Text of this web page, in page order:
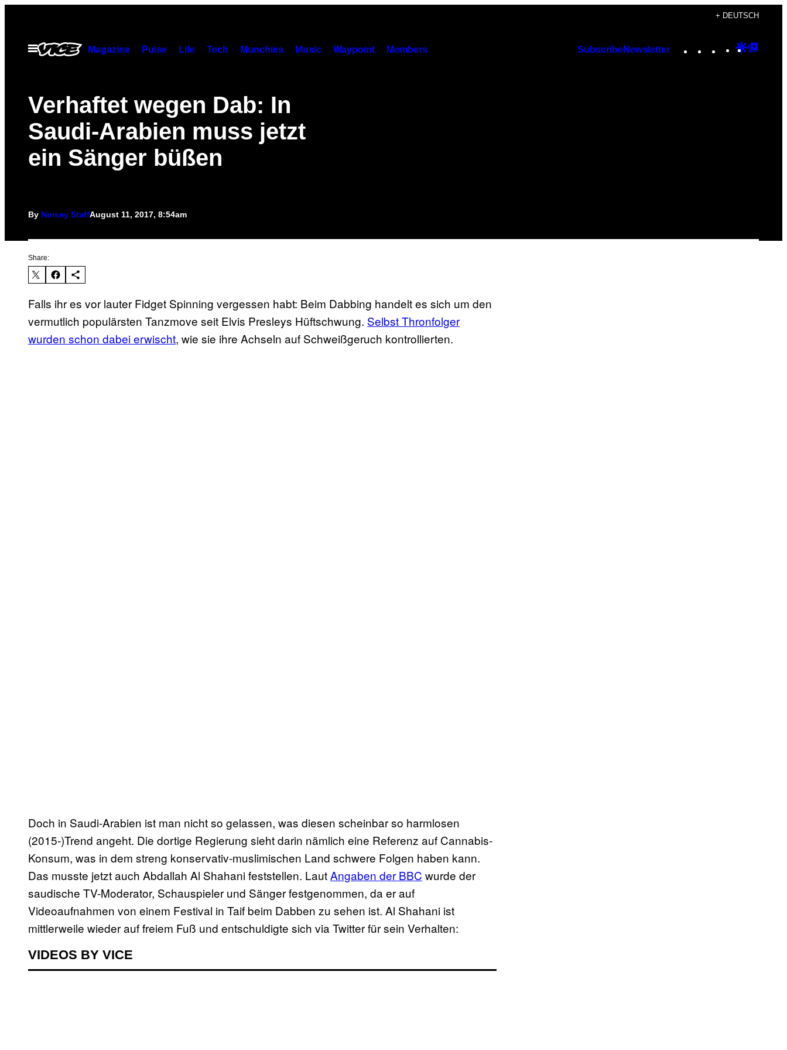
content
+ DEUTSCH
Open
Menu
Magazine Pulse Life Tech Munchies Music Waypoint Members SubscribeNewsletter Instagram
TikTok
YouTube
Google
Verhaftet wegen Dab: In
Saudi-Arabien muss jetzt
ein Sänger büßen
By Noisey StaffAugust 11, 2017, 8:54am
Share:
Falls ihr es vor lauter Fidget Spinning vergessen habt: Beim Dabbing handelt es sich um den
vermutlich populärsten Tanzmove seit Elvis Presleys Hüftschwung. Selbst Thronfolger
wurden schon dabei erwischt, wie sie ihre Achseln auf Schweißgeruch kontrollierten.
Doch in Saudi-Arabien ist man nicht so gelassen, was diesen scheinbar so harmlosen
(2015-)Trend angeht. Die dortige Regierung sieht darin nämlich eine Referenz auf Cannabis-
Konsum, was in dem streng konservativ-muslimischen Land schwere Folgen haben kann.
Das musste jetzt auch Abdallah Al Shahani feststellen. LautAngaben der BBC wurde der
saudische TV-Moderator, Schauspieler und Sänger festgenommen, da er auf
Videoaufnahmen von einem Festival in Taif beim Dabben zu sehen ist. Al Shahani ist
mittlerweile wieder auf freiem Fuß und entschuldigte sich via Twitter für sein Verhalten:
VIDEOS BY VICE